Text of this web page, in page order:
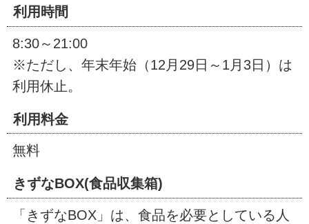
利用時間
8:30～21:00
※ただし、年末年始（12月29日～1月3日）は
利用休止。
利用料金
無料
きずなBOX(食品収集箱)
「きずなBOX」は、食品を必要としている人